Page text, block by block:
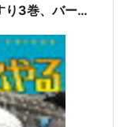
3巻、バーサ
19巻、葬送の